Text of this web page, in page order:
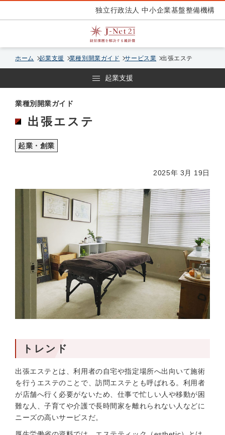
独立行政法人 中小企業基盤整備機構
ホーム 起業支援 業種別開業ガイド サービス業 出張エステ
起業支援
業種別開業ガイド
出張エステ
起業・創業
2025年 3月 19日
トレンド
出張エステとは、利用者の自宅や指定場所へ出向いて施術
を行うエステのことで、訪問エステとも呼ばれる。利用者
が店舗へ行く必要がないため、仕事で忙しい人や移動が困
難な人、子育てや介護で長時間家を離れられない人などに
ニーズの高いサービスだ。